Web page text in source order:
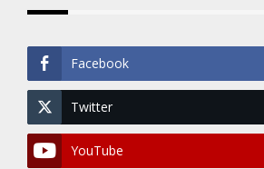
Facebook
Twitter
YouTube